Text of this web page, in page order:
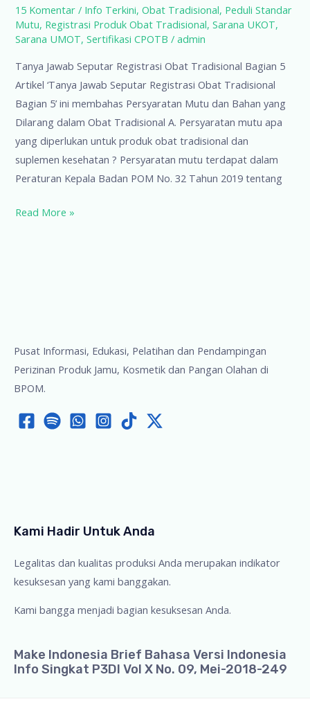
15 Komentar / Info Terkini,Obat Tradisional, Peduli Standar
Mutu, Registrasi Produk Obat Tradisional,Sarana UKOT,
Sarana UMOT,Sertifikasi CPOTB /admin
Tanya Jawab Seputar Registrasi Obat Tradisional Bagian 5
Artikel ‘Tanya Jawab Seputar Registrasi Obat Tradisional
Bagian 5’ ini membahas Persyaratan Mutu dan Bahan yang
Dilarang dalam Obat Tradisional A. Persyaratan mutu apa
yang diperlukan untuk produk obat tradisional dan
suplemen kesehatan ? Persyaratan mutu terdapat dalam
Peraturan Kepala Badan POM No. 32 Tahun 2019 tentang
Tanya
Read More »
Pusat Informasi, Edukasi, Pelatihan dan Pendampingan
Perizinan Produk Jamu, Kosmetik dan Pangan Olahan di
BPOM.
Kami Hadir Untuk Anda
Legalitas dan kualitas produksi Anda merupakan indikator
kesuksesan yang kami banggakan.
Kami bangga menjadi bagian kesuksesan Anda.
Make Indonesia Brief Bahasa Versi Indonesia
Info Singkat P3DI Vol X No. 09, Mei-2018-249